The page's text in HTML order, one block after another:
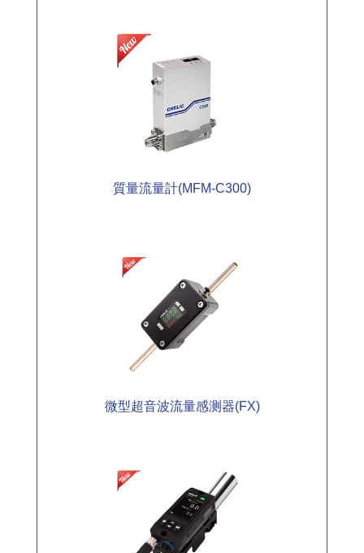
質量流量計(MFM-C300)
微型超音波流量感测器(FX)